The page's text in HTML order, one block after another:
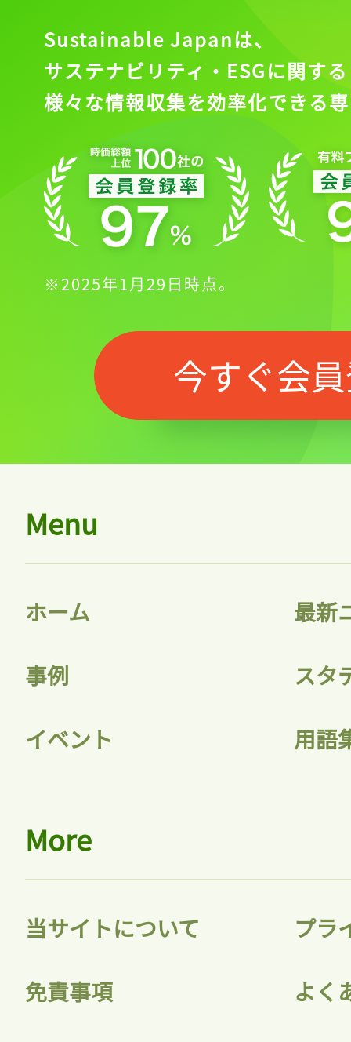
Sustainable Japanは、
サステナビリティ・ESGに関する
様々な情報収集を効率化できる
※2025年1月29日時点。
今すぐ会
Menu
ホーム 最新
事例 スタ
イベント 用語
More
当サイトについて プラ
免責事項 よく